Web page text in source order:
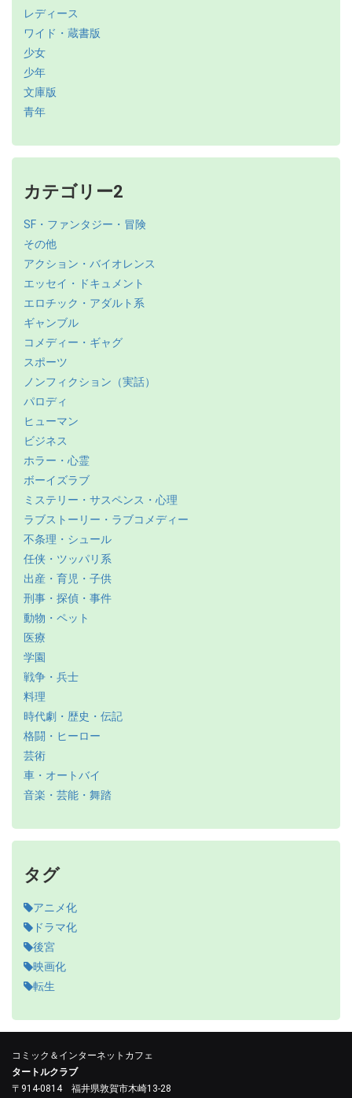
レディース
ワイド・蔵書版
少女
少年
文庫版
青年
カテゴリー2
SF・ファンタジー・冒険
その他
アクション・バイオレンス
エッセイ・ドキュメント
エロチック・アダルト系
ギャンブル
コメディー・ギャグ
スポーツ
ノンフィクション（実話）
パロディ
ヒューマン
ビジネス
ホラー・心霊
ボーイズラブ
ミステリー・サスペンス・心理
ラブストーリー・ラブコメディー
不条理・シュール
任侠・ツッパリ系
出産・育児・子供
刑事・探偵・事件
動物・ペット
医療
学園
戦争・兵士
料理
時代劇・歴史・伝記
格闘・ヒーロー
芸術
車・オートバイ
音楽・芸能・舞踏
タグ
アニメ化
ドラマ化
後宮
映画化
転生
コミック＆インターネットカフェ
タートルクラブ
〒914-0814 福井県敦賀市木崎13-28